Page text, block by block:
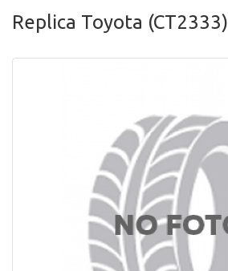
Replica Toyota (CT2333)